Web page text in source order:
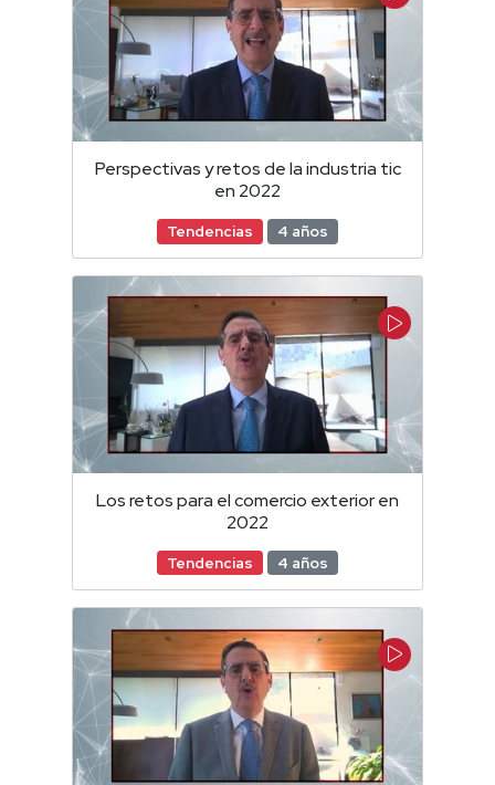
Perspectivas y retos de la industria tic
en 2022
Tendencias 4 años
Los retos para el comercio exterior en
2022
Tendencias 4 años